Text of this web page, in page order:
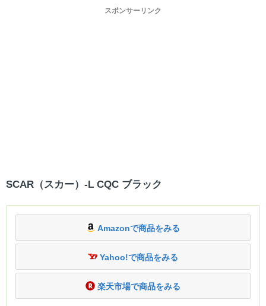
スポンサーリンク
SCAR（スカー）-L CQC ブラック
Amazonで商品をみる
Yahoo!で商品をみる
楽天市場で商品をみる